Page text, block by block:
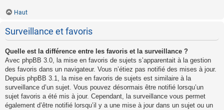
Haut
Surveillance et favoris
Quelle est la différence entre les favoris et la surveillance ?
Avec phpBB 3.0, la mise en favoris de sujets s’apparentait à la gestion
des favoris dans un navigateur. Vous n’étiez pas notifié des mises à jour.
Depuis phpBB 3.1, la mise en favoris de sujets est similaire à la
surveillance d’un sujet. Vous pouvez désormais être notifié lorsqu’un
sujet favoris a été mis à jour. Cependant, la surveillance vous permet
également d’être notifié lorsqu’il y a une mise à jour dans un sujet ou un